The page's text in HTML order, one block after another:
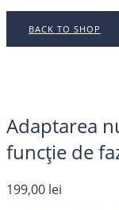
BACK TO SHOP
Adaptarea
funcție de
199,00 lei